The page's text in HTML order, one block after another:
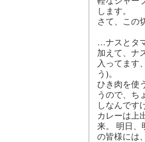
します。
さて、この
…ナスとタ
加えて、ナ
入ってます
う)。
ひき肉を使
うので、ち
しなんです
カレーは上
来。 明日、
の皆様には